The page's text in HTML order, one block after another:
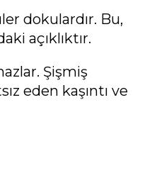
dokulardır. Bu,
açıklıktır.
Şişmiş
eden kaşıntı ve